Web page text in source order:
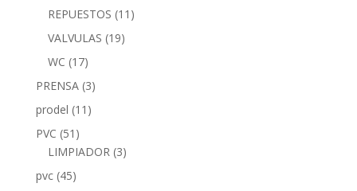
REPUESTOS (11)
VALVULAS (19)
WC (17)
PRENSA (3)
prodel (11)
PVC (51)
LIMPIADOR (3)
pvc (45)